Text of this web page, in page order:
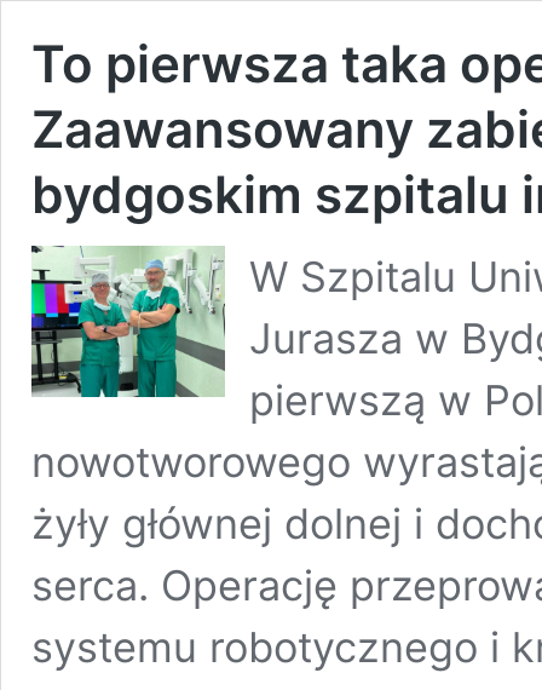
To pierwsza taka
Zaawansowany
bydgoskim szpitalu
W Szpitalu
Jurasza w
pierwszą w
nowotworowego
żyły głównej dolnej i
serca. Operację
systemu robotycznego i